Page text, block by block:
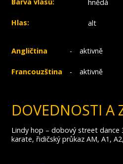
Barva vlasů: hnědá
Hlas: alt
Angličtina - aktivně
Francouzština - aktivně
DOVEDNOSTI A
Lindy hop – dobový street dance
karate, řidičský průkaz AM, A1,